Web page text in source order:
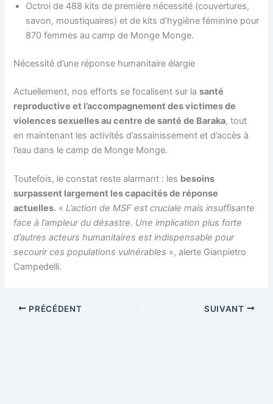
Octroi de 488 kits de première nécessité (couvertures,
savon, moustiquaires) et de kits d’hygiène féminine pour
870 femmes au camp de Monge Monge.
Nécessité d’une réponse humanitaire élargie
Actuellement, nos efforts se focalisent sur lasanté
reproductive et l’accompagnement des victimes de
violences sexuelles au centre de santé de Baraka, tout
en maintenant les activités d’assainissement et d’accès à
l’eau dans le camp de Monge Monge.
Toutefois, le constat reste alarmant : les besoins
surpassent largement les capacités de réponse
actuelles. «L’action de MSF est cruciale mais insuffisante
face à l’ampleur du désastre. Une implication plus forte
d’autres acteurs humanitaires est indispensable pour
secourir ces populations vulnérables », alerte Gianpietro
Campedelli.
PRÉCÉDENT SUIVANT